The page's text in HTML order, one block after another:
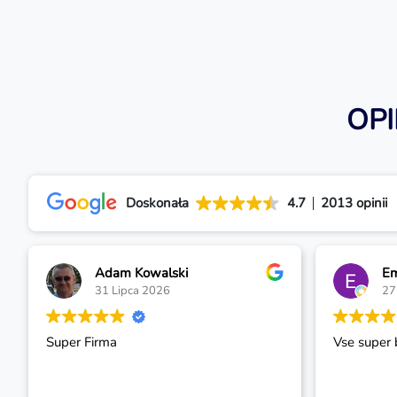
Doskonała 4.7 2013 opinii
Adam Kowalski
31 Lipca 2026
Super Firma Vse super